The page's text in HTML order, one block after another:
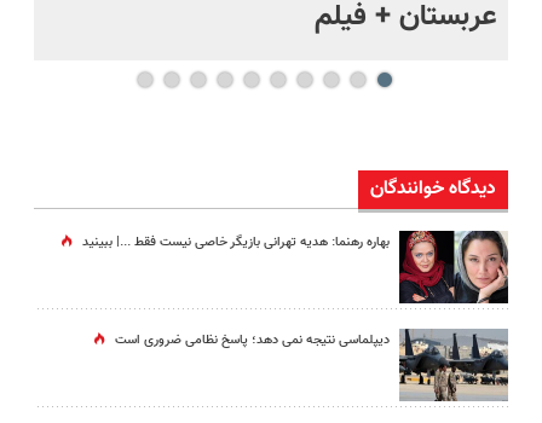
عربستان + فیلم
دیدگاه خوانندگان
بهاره رهنما: هدیه تهرانی بازیگر خاصی نیست فقط ...|‌ ببینید
دیپلماسی نتیجه‌ نمی دهد؛ پاسخ نظامی ضروری است